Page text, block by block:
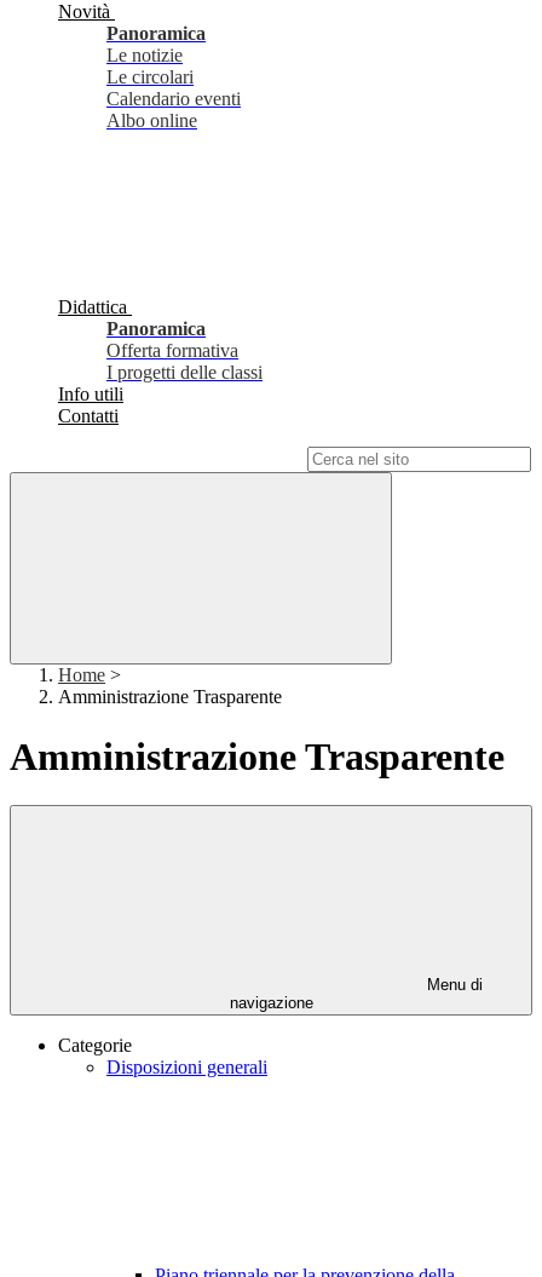
Novità
Panoramica
Le notizie
Le circolari
Calendario eventi
Albo online
Didattica
Panoramica
Offerta formativa
I progetti delle classi
Info utili
Contatti
Home >
Amministrazione Trasparente
Amministrazione Trasparente
Menu di
navigazione
Categorie
Disposizioni generali